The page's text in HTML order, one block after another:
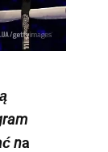
na